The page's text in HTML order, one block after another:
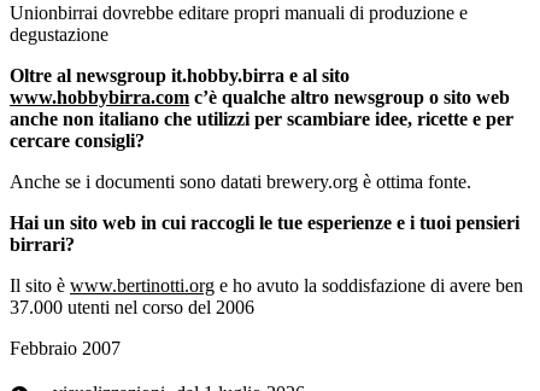
Unionbirrai dovrebbe editare propri manuali di produzione e
degustazione
Oltre al newsgroup it.hobby.birra e al sito
www.hobbybirra.com c’è qualche altro newsgroup o sito web
anche non italiano che utilizzi per scambiare idee, ricette e per
cercare consigli?
Anche se i documenti sono datati brewery.org è ottima fonte.
Hai un sito web in cui raccogli le tue esperienze e i tuoi pensieri
birrari?
Il sito è www.bertinotti.org e ho avuto la soddisfazione di avere ben
37.000 utenti nel corso del 2006
Febbraio 2007